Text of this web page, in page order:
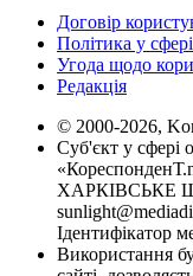
Договір
Політика у
Угода щодо
Редакція
© 2000-2026,
Суб'єкт у сфері
ХАРКІВСЬКЕ
Ідентифікатор
Використання